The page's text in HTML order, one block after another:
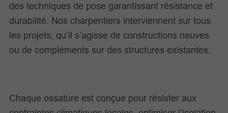
des techniques de pose garantissant résistance et
durabilité. Nos charpentiers interviennent sur tous
les projets, qu’il s’agisse de constructions neuves
ou de compléments sur des structures existantes.
Chaque ossature est conçue pour résister aux